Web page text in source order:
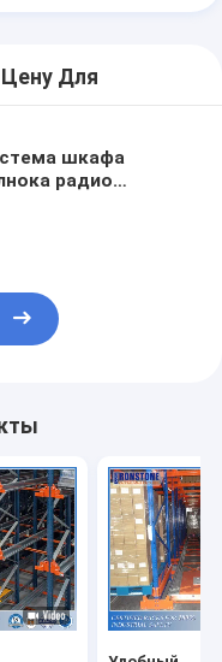
Для
шкафа
радио